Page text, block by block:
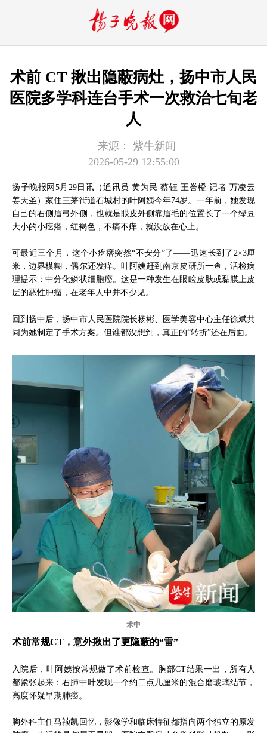
术前 CT 揪出隐蔽病灶，扬中市人民
医院多学科连台手术一次救治七旬老
人
来源：
紫牛新闻
2026-05-29 12:55:00
扬子晚报网5月29日讯（通讯员 黄为民 蔡钰 王誉橙 记者 万凌云
姜天圣）家住三茅街道石城村的叶阿姨今年74岁。一年前，她发现
自己的右侧眉弓外侧，也就是眼皮外侧靠眉毛的位置长了一个绿豆
大小的小疙瘩，红褐色，不痛不痒，就没放在心上。
可最近三个月，这个小疙瘩突然“不安分”了——迅速长到了2×3厘
米，边界模糊，偶尔还发痒。叶阿姨赶到南京皮研所一查，活检病
理提示：中分化鳞状细胞癌。这是一种发生在眼睑皮肤或黏膜上皮
层的恶性肿瘤，在老年人中并不少见。
回到扬中后，扬中市人民医院院长杨彬、医学美容中心主任徐斌共
同为她制定了手术方案。但谁都没想到，真正的“转折”还在后面。
术中
术前常规CT，意外揪出了更隐蔽的“雷”
入院后，叶阿姨按常规做了术前检查。胸部CT结果一出，所有人
都紧张起来：右肺中叶发现一个约二点几厘米的混合磨玻璃结节，
高度怀疑早期肺癌。
胸外科主任马祯凯回忆，影像学和临床特征都指向两个独立的原发